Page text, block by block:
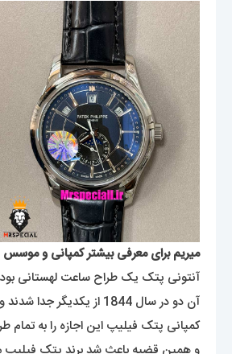
میریم برای معرفی بیشتر کمپانی و
آنتونی پتک یک طراح ساعت لهستانی بود که در سال 1839 به شهر ژنو سوئیس مهاجرت کرد و با کمک دوستش فرانچس زاپک در
آن دو در سال 1844 از یکدیگر جدا شدند و پتک در سال 1845 به شرکت ساعت سازی ژان آدرین فیلیپ فرانسوی ملحق شد و نتیجه ی این همکاری برند پتک فیلیپ بود که در سال 1851 تاسیس شد .
کمپانی پتک فیلیپ این اجازه را به تمام